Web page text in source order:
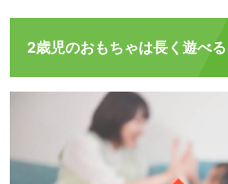
2歳児のおもちゃは長く遊べ